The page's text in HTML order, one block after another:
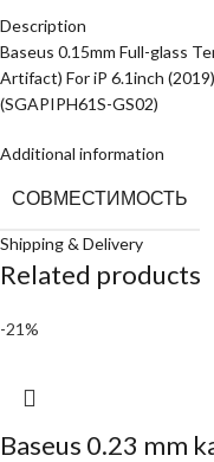
Description
Baseus 0.15mm Full-glass
Artifact) For iP 6.1inch
(SGAPIPH61S-GS02)
Additional information
СОВМЕСТИМОСТЬ
Shipping & Delivery
Related products
-21%
Baseus 0.23 mm